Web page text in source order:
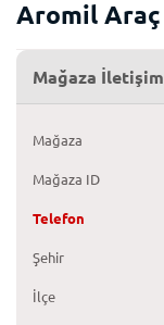
Aromil
Mağaza
Mağaza
Mağaza ID
Telefon
Şehir
İlçe